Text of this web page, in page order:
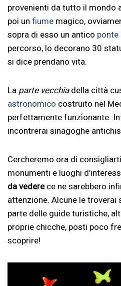
provenienti da tutto il mondo
poi un fiume magico,
sopra di esso un antico ponte
percorso, lo decorano 30
si dice prendano vita.
La parte vecchiadella città
astronomico costruito nel
perfettamente funzionante.
incontrerai sinagoghe
Cercheremo ora di
monumenti e luoghi
da vederece ne sarebbero
attenzione. Alcune le
parte delle guide turistiche,
proprie chicche, posti poco
scoprire!